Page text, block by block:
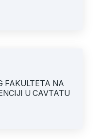
FAKULTETA NA
U CAVTATU